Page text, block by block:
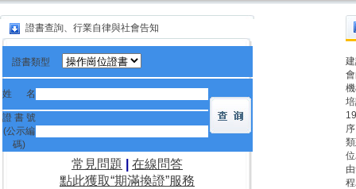
證書查詢、行業自律與社會告知
證書類型
姓 名
證 書 號
(公示編
碼)
常見問題
在線問答
點此獲取“期滿換證”服務